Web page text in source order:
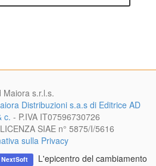
Maiora s.r.l.s.
Distribuzioni s.a.s di Editrice AD
c. - P.IVA IT07596730726
SIAE n° 5875/I/5616
sulla Privacy
NextSoft L'epicentro del cambiamento